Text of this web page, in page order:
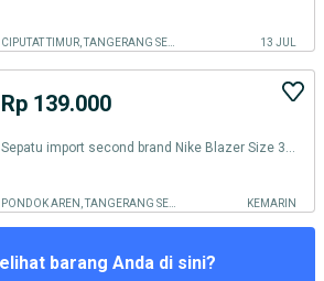
13 JUL
Rp 139.000
KEMARIN
barang Anda di sini?